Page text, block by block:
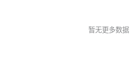
暂无更多数据